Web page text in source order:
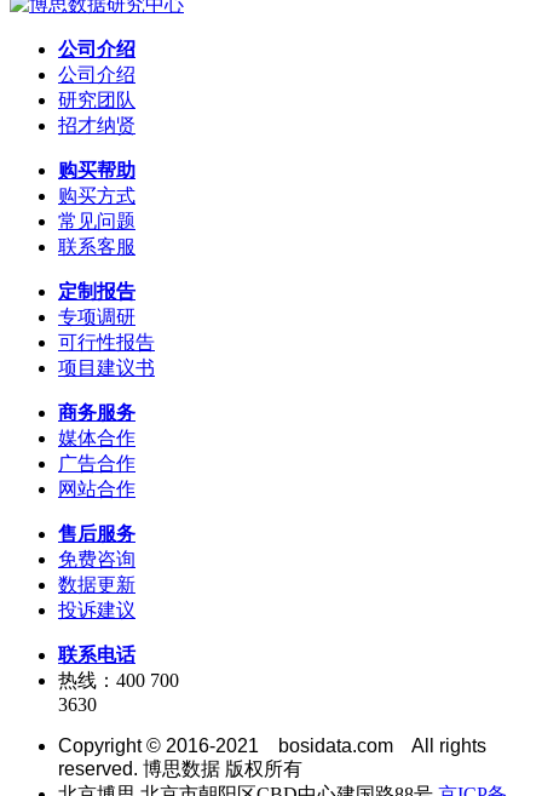
公司介绍
公司介绍
研究团队
招才纳贤
购买帮助
购买方式
常见问题
联系客服
定制报告
专项调研
可行性报告
项目建议书
商务服务
媒体合作
广告合作
网站合作
售后服务
免费咨询
数据更新
投诉建议
联系电话
热线：400 700
3630
Copyright © 2016-2021 bosidata.com All rights
reserved. 博思数据 版权所有